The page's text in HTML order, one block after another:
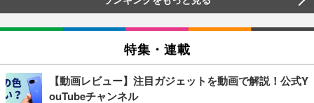
特集・連載
【動画レビュー】注目ガジェットを動画で解説！公式Y
ouTubeチャンネル